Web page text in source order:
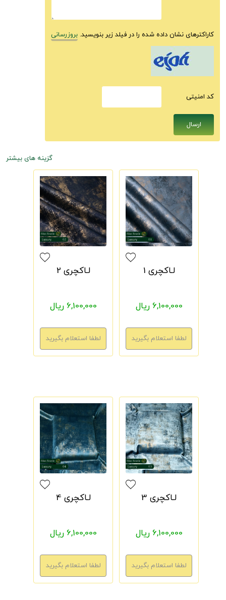
کاراکترهای نشان داده شده را در فیلد زیر بنویسید. بروزرسانی
كد امنيتى
گزینه های بیشتر
لـاکچری 1
6,100,000 ریال
لـاکچری 2
6,100,000 ریال
لـاکچری 3
6,100,000 ریال
لـاکچری 4
6,100,000 ریال